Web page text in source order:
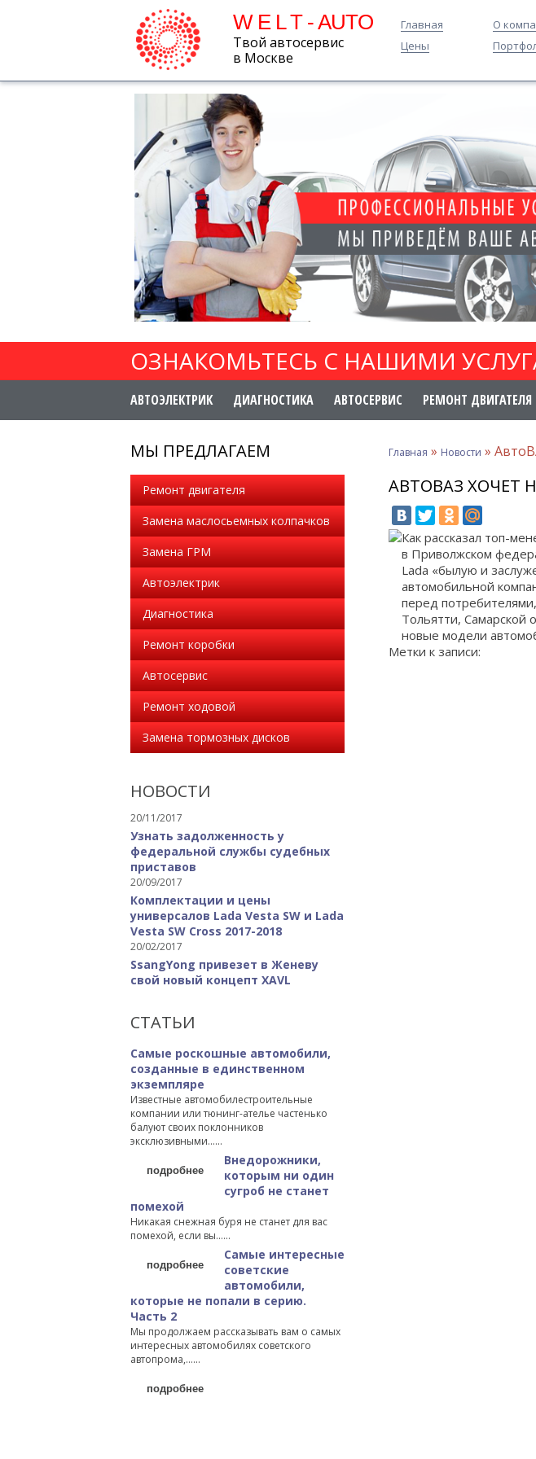
W E L T - AUTO
Твой автосервис
в Москве
Главная О
Цены
ОЗНАКОМЬТЕСЬ С НАШИМИ
АВТОЭЛЕКТРИК ДИАГНОСТИКА АВТОСЕРВИС РЕМОНТ ДВИГАТЕЛЯ
МЫ ПРЕДЛАГАЕМ
Ремонт двигателя
Замена маслосьемных колпачков
Замена ГРМ
Автоэлектрик
Диагностика
Ремонт коробки
Автосервис
Ремонт ходовой
Замена тормозных дисков
НОВОСТИ
20/11/2017
Узнать задолженность у
федеральной службы судебных
приставов
20/09/2017
Комплектации и цены
универсалов Lada Vesta SW и Lada
Vesta SW Cross 2017-2018
20/02/2017
SsangYong привезет в Женеву
свой новый концепт XAVL
СТАТЬИ
Самые роскошные автомобили,
созданные в единственном
экземпляре
Известные автомобилестроительные
компании или тюнинг-ателье частенько
балуют своих поклонников
эксклюзивными…...
подробнее
Внедорожники,
которым ни один
сугроб не станет
помехой
Никакая снежная буря не станет для вас
помехой, если вы…...
подробнее
Самые интересные
советские
автомобили,
которые не попали в серию.
Часть 2
Мы продолжаем рассказывать вам о самых
интересных автомобилях советского
автопрома,…...
подробнее
Главная » Новости »
АВТОВАЗ ХОЧЕТ
Как рассказал топ-
в Приволжском
Lada «былую и
автомобильной
перед
Тольятти, Самарской
новые модели
Метки к записи: